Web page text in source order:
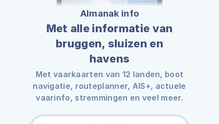
Almanak info
Met alle informatie van
bruggen, sluizen en
havens
Met vaarkaarten van 12 landen, boot
navigatie, routeplanner, AIS+, actuele
vaarinfo, stremmingen en veel meer.